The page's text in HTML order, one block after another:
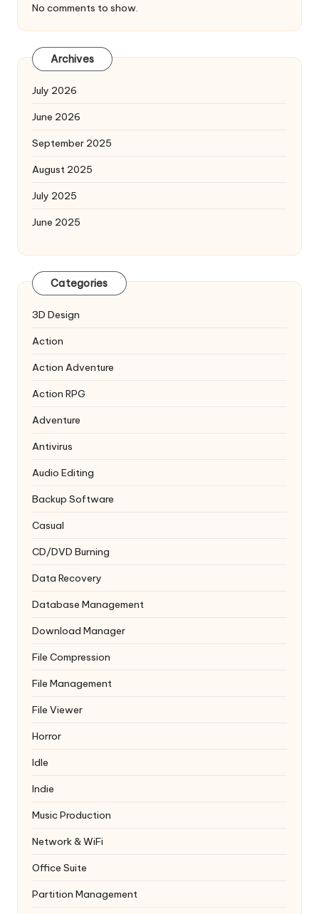
No comments to show.
Archives
July 2026
June 2026
September 2025
August 2025
July 2025
June 2025
Categories
3D Design
Action
Action Adventure
Action RPG
Adventure
Antivirus
Audio Editing
Backup Software
Casual
CD/DVD Burning
Data Recovery
Database Management
Download Manager
File Compression
File Management
File Viewer
Horror
Idle
Indie
Music Production
Network & WiFi
Office Suite
Partition Management